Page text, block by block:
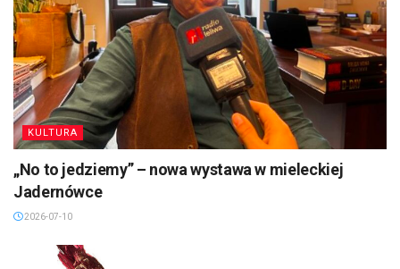
KULTURA
„No to jedziemy” – nowa wystawa w mieleckiej
Jadernówce
2026-07-10